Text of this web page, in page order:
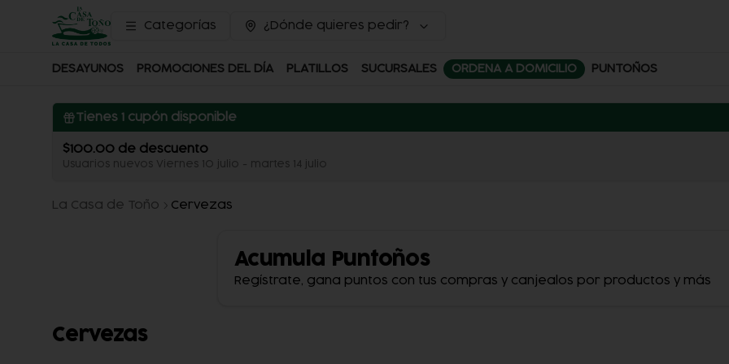
Categorías ¿Dónde quieres pedir?
DESAYUNOS PROMOCIONES DEL DÍA PLATILLOS SUCURSALES ORDENA A DOMICILIO PUNTOÑOS
Tienes 1 cupón disponible
$100.00 de descuento
Usuarios nuevos Viernes 10 julio - martes 14 julio
La Casa de Toño Cervezas
Acumula Puntoños
Regístrate, gana puntos con tus compras y canjealos por productos y más
Cervezas